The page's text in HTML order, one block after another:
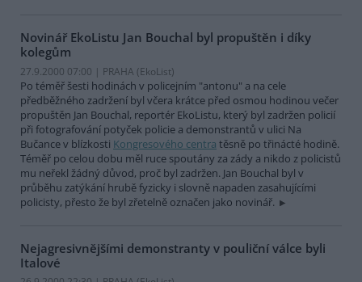
Novinář EkoListu Jan Bouchal byl propuštěn i díky
kolegům
27.9.2000 07:00 | PRAHA (EkoList)
Po téměř šesti hodinách v policejním "antonu" a na cele
předběžného zadržení byl včera krátce před osmou hodinou večer
propuštěn Jan Bouchal, reportér EkoListu, který byl zadržen policií
při fotografování potyček policie a demonstrantů v ulici Na
Bučance v blízkosti Kongresového centra těsně po třinácté hodině.
Téměř po celou dobu měl ruce spoutány za zády a nikdo z policistů
mu neřekl žádný důvod, proč byl zadržen. Jan Bouchal byl v
průběhu zatýkání hrubě fyzicky i slovně napaden zasahujícími
policisty, přesto že byl zřetelně označen jako novinář.
Nejagresivnějšími demonstranty v pouliční válce byli
Italové